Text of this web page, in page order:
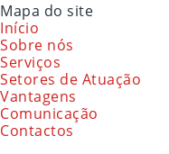
Mapa do site
Início
Sobre nós
Serviços
Setores de Atuação
Vantagens
Comunicação
Contactos